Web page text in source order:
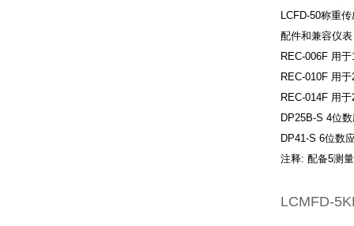
LCFD-50称重
配件和兼容仪表
REC-006F 用
REC-010F 用
REC-014F 用
DP25B-S 4位
DP41-S 6位数
注释: 配备5测
LCMFD-